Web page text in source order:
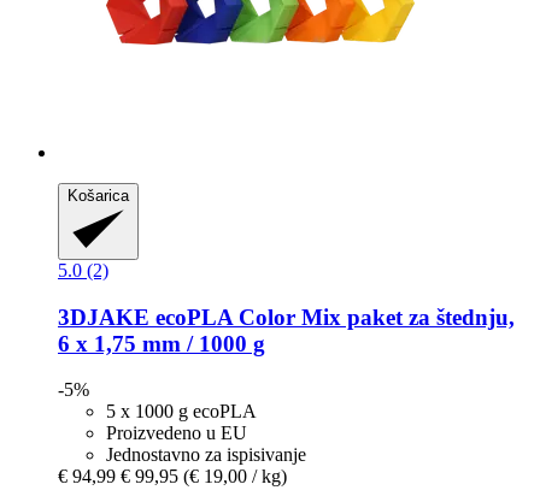
Košarica
5.0 (2)
3DJAKE ecoPLA Color Mix paket za štednju,
6 x 1,75 mm / 1000 g
-5%
5 x 1000 g ecoPLA
Proizvedeno u EU
Jednostavno za ispisivanje
€ 94,99 € 99,95 (€ 19,00 / kg)